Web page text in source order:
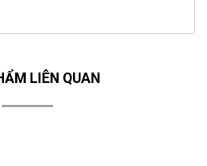
LIÊN QUAN